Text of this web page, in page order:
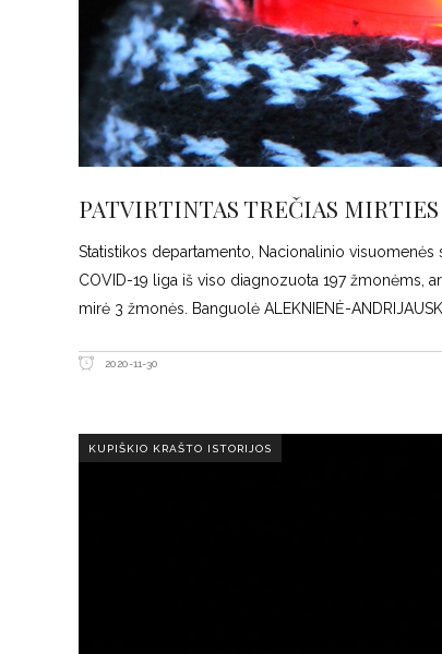
PATVIRTINTAS TREČIAS
Statistikos departamento, Nacionalinio
COVID-19 liga iš viso diagnozuota 197 žmonėms,
mirė 3 žmonės. Banguolė ALEKNIENĖ-
2020-11-30
KUPIŠKIO KRAŠTO ISTORIJOS